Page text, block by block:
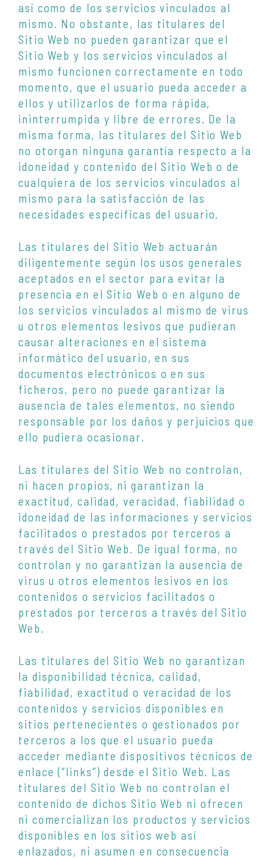
así como de los servicios vinculados al
mismo. No obstante, las titulares del
Sitio Web no pueden garantizar que el
Sitio Web y los servicios vinculados al
mismo funcionen correctamente en todo
momento, que el usuario pueda acceder a
ellos y utilizarlos de forma rápida,
ininterrumpida y libre de errores. De la
misma forma, las titulares del Sitio Web
no otorgan ninguna garantía respecto a la
idoneidad y contenido del Sitio Web o de
cualquiera de los servicios vinculados al
mismo para la satisfacción de las
necesidades específicas del usuario.
Las titulares del Sitio Web actuarán
diligentemente según los usos generales
aceptados en el sector para evitar la
presencia en el Sitio Web o en alguno de
los servicios vinculados al mismo de virus
u otros elementos lesivos que pudieran
causar alteraciones en el sistema
informático del usuario, en sus
documentos electrónicos o en sus
ficheros, pero no puede garantizar la
ausencia de tales elementos, no siendo
responsable por los daños y perjuicios que
ello pudiera ocasionar.
Las titulares del Sitio Web no controlan,
ni hacen propios, ni garantizan la
exactitud, calidad, veracidad, fiabilidad o
idoneidad de las informaciones y servicios
facilitados o prestados por terceros a
través del Sitio Web. De igual forma, no
controlan y no garantizan la ausencia de
virus u otros elementos lesivos en los
contenidos o servicios facilitados o
prestados por terceros a través del Sitio
Web.
Las titulares del Sitio Web no garantizan
la disponibilidad técnica, calidad,
fiabilidad, exactitud o veracidad de los
contenidos y servicios disponibles en
sitios pertenecientes o gestionados por
terceros a los que el usuario pueda
acceder mediante dispositivos técnicos de
enlace (“links”) desde el Sitio Web. Las
titulares del Sitio Web no controlan el
contenido de dichos Sitio Web ni ofrecen
ni comercializan los productos y servicios
disponibles en los sitios web así
enlazados, ni asumen en consecuencia